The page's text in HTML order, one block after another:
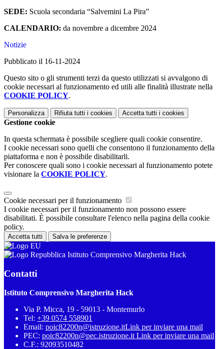
SEDE: Scuola secondaria “Salvemini La Pira”
CALENDARIO: da novembre a dicembre 2024
Notizie
Pubblicato il 16-11-2024
Questo sito o gli strumenti terzi da questo utilizzati si avvalgono di
cookie necessari al funzionamento ed utili alle finalità illustrate nella
COOKIE POLICY.
Personalizza Rifiuta tutti i cookies Accetta tutti i cookies
Gestione cookie
In questa schermata è possibile scegliere quali cookie consentire.
I cookie necessari sono quelli che consentono il funzionamento della
piattaforma e non è possibile disabilitarli.
Per conoscere quali sono i cookie necessari al funzionamento potete
visionare la COOKIE POLICY.
Cookie necessari per il funzionamento
I cookie necessari per il funzionamento non possono essere
disabilitati. È possibile consultare l'elenco nella pagina della cookie
policy.
Accetta tutti Salva le preferenze
Istituto Comprensivo Margherita Hack
Contatti
Istituto Comprensivo Margherita Hack
Via P. Micca, 19 - 59013 - Montemurlo
Tel: +39 0574 558901
Email: poic82200n@istruzione.itLink per inviare una mail
PEC: poic82200n@pec.istruzione.it Link per inviare una mail
C.F.: 92093510482